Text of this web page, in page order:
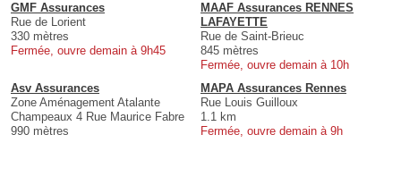
GMF Assurances
Rue de Lorient
330 mètres
Fermée, ouvre demain à 9h45
MAAF Assurances RENNES
LAFAYETTE
Rue de Saint-Brieuc
845 mètres
Fermée, ouvre demain à 10h
Asv Assurances
Zone Aménagement Atalante
Champeaux 4 Rue Maurice Fabre
990 mètres
MAPA Assurances Rennes
Rue Louis Guilloux
1.1 km
Fermée, ouvre demain à 9h